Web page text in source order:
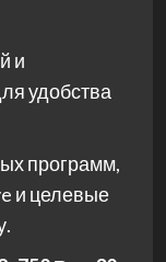
и
удобства
программ,
и целевые